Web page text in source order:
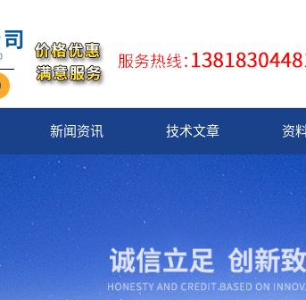
新闻资讯 技术文章 资